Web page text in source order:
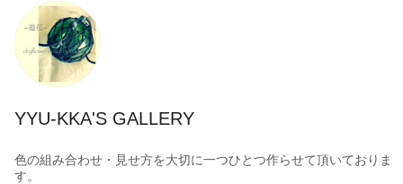
YYU-KKA'S GALLERY
色の組み合わせ・見せ方を大切に一つひとつ作らせて頂いておりま
す。